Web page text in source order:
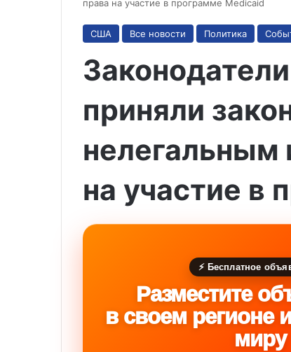
права на участие в программе Medicaid
США Все новости Политика
приняли
нелегальным
на участие в
⚡ Бесплатное
Разместите
в своем регионе
миру